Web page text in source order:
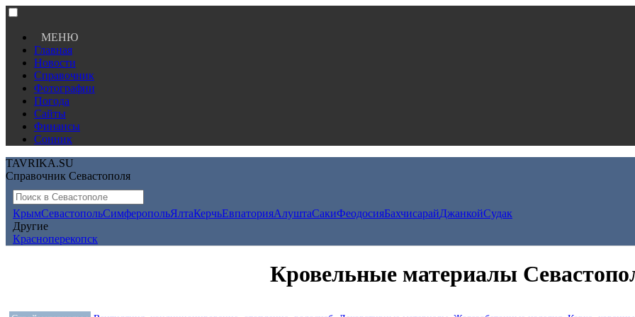
МЕНЮ
Главная
Новости
Справочник
Фотографии
Погода
Сайты
Финансы
Сонник
TAVRIKA.SU
Справочник Севастополя
КрымСевастопольСимферопольЯлтаКерчьЕвпаторияАлуштаСакиФеодосияБахчисарайДжанкойСудак
Другие
Красноперекопск
Кровельные материалы